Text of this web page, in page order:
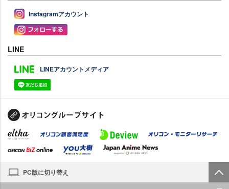
Instagramアカウント
LINE
LINEアカウントメディア
PC版に切り替え